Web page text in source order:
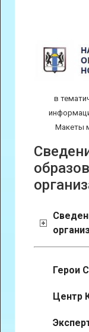
в
Макеты
Герои
Центр